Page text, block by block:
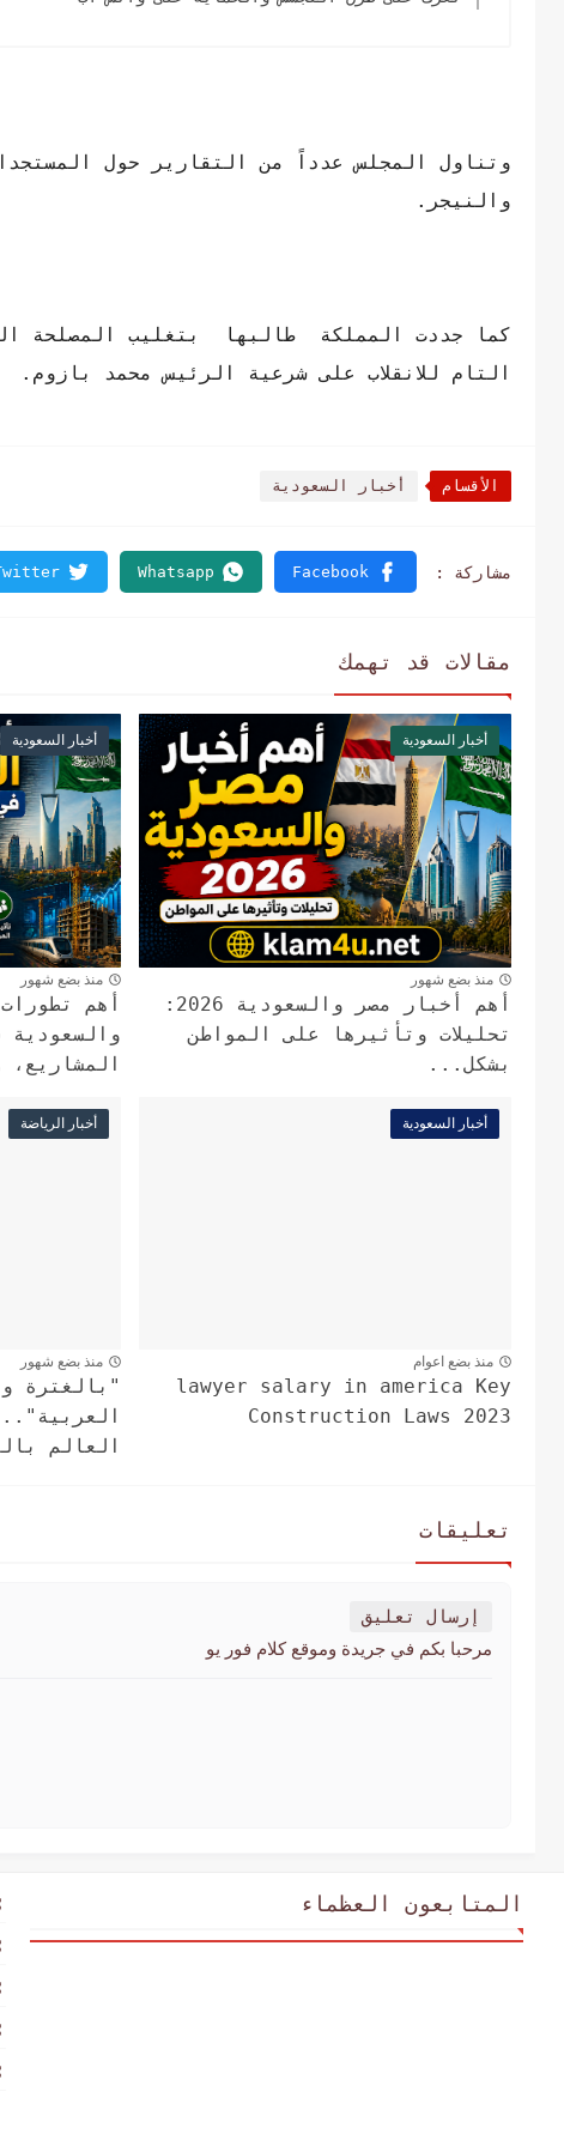
وتناول المجلس عدداً من التقارير حول
والنيجر.
كما جددت المملكة طالبها بتغليب المصلحة
التام للانقلاب على شرعية الرئيس محمد بازوم.
الأقسام أخبار السعودية
مقالات قد تهمك
أخبار السعودية
منذ بضع شهور
أهم أخبار مصر والسعودية 2026:
تحليلات وتأثيرها على المواطن
بشكل...
أخبار السعودية
منذ بضع شهور
أهم
أخبار السعودية
منذ بضع اعوام
lawyer salary in america Key
Construction Laws 2023
أخبار الرياضة
منذ بضع شهور
"بالغترة
العالم
تعليقات
إرسال تعليق
مرحبا بكم في جريدة وموقع كلام فور يو
المتابعون العظماء